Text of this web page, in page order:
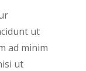
ut
ad minim
ut